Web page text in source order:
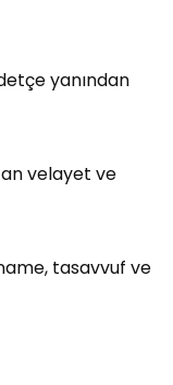
yanından
velayet ve
tasavvuf ve